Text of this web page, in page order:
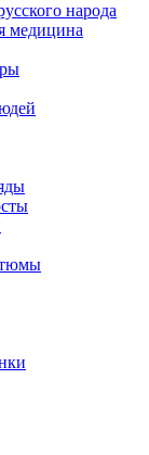
народа
медицина